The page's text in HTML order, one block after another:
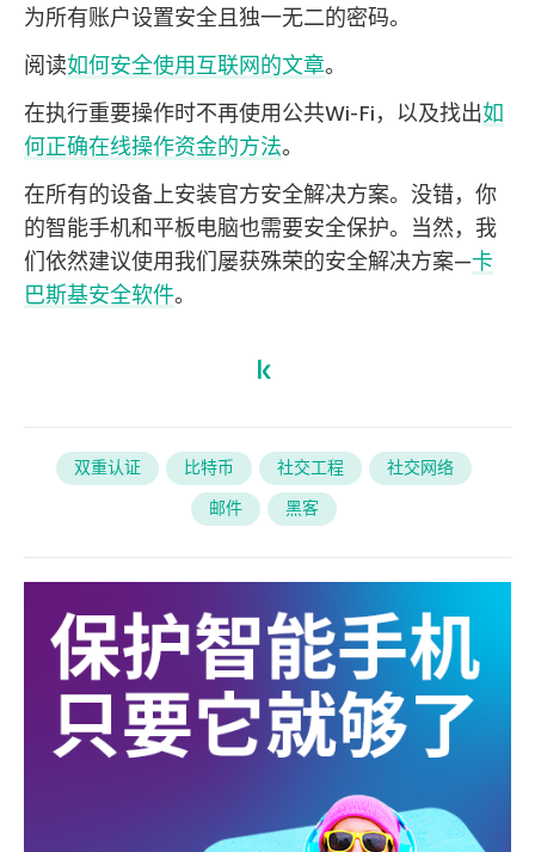
为所有账户设置安全且独一无二的密码。
阅读如何安全使用互联网的文章。
在执行重要操作时不再使用公共Wi-Fi，以及找出如
何正确在线操作资金的方法。
在所有的设备上安装官方安全解决方案。没错，你
的智能手机和平板电脑也需要安全保护。当然，我
们依然建议使用我们屡获殊荣的安全解决方案—卡
巴斯基安全软件。
双重认证 比特币 社交工程
社交网络
邮件
黑客